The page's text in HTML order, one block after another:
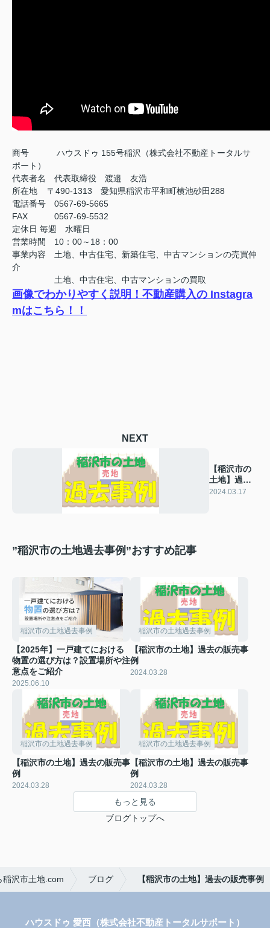
商号
ハウスドゥ 155号稲沢（株式会社不動産トータルサ
ポート）
代表者名 代表取締役 渡邉 友浩
所在地 〒490-1313 愛知県稲沢市平和町横池砂田288
電話番号 0567-69-5665
FAX
0567-69-5532
定休日 毎週 水曜日
営業時間 10：00～18：00
事業内容 土地、中古住宅、新築住宅、中古マンションの売買仲
介
土地、中古住宅、中古マンションの買取
画像でわかりやすく説明！不動産購入の Instagra
mはこちら！！
NEXT
【稲沢市の
土地】過去
の販売事例
2024.03.17
”稲沢市の土地過去事例”おすすめ記事
稲沢市の土地過去事例
【2025年】一戸建てにおける
物置の選び方は？設置場所や注
意点をご紹介
2025.06.10
稲沢市の土地過去事例
【稲沢市の土地】過去の販売事
例
2024.03.28
稲沢市の土地過去事例
【稲沢市の土地】過去の販売事
例
2024.03.28
稲沢市の土地過去事例
【稲沢市の土地】過去の販売事
例
2024.03.28
もっと見る
ブログトップへ
沢市土地.com ブログ 【稲沢市の土地】過去の販売事例
ハウスドゥ 愛西（株式会社不動産トータルサポート）